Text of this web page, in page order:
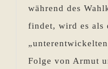
während des
findet, wird es als
Folge von Armut